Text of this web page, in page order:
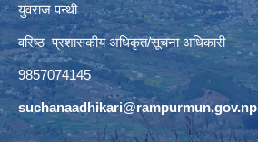
युवराज पन्थी
वरिष्ठ प्रशासकीय अधिकृत/सूचना अधिकारी
9857074145
suchanaadhikari@rampurmun.gov.np